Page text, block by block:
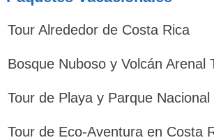
Tour Alrededor de Costa Rica
Bosque Nuboso y Volcán Arenal
Tour de Playa y Parque
Tour de Eco-Aventura en Costa